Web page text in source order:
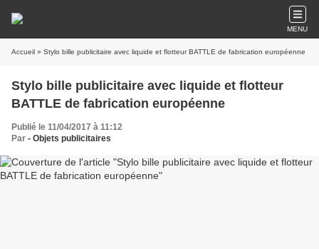
MENU
Accueil » Stylo bille publicitaire avec liquide et flotteur BATTLE de fabrication européenne
Stylo bille publicitaire avec liquide et flotteur
BATTLE de fabrication européenne
Publié le 11/04/2017 à 11:12
Par - Objets publicitaires